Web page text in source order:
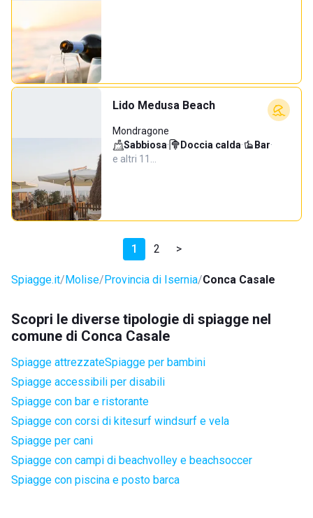
Lido Medusa Beach
Mondragone
Sabbiosa· Doccia calda· Bar·
e altri 11…
1 2 >
Spiagge.it Molise Provincia di Isernia Conca Casale
Scopri le diverse tipologie di spiagge nel
comune di Conca Casale
Spiagge attrezzateSpiagge per bambini
Spiagge accessibili per disabili
Spiagge con bar e ristorante
Spiagge con corsi di kitesurf windsurf e vela
Spiagge per cani
Spiagge con campi di beachvolley e beachsoccer
Spiagge con piscina e posto barca